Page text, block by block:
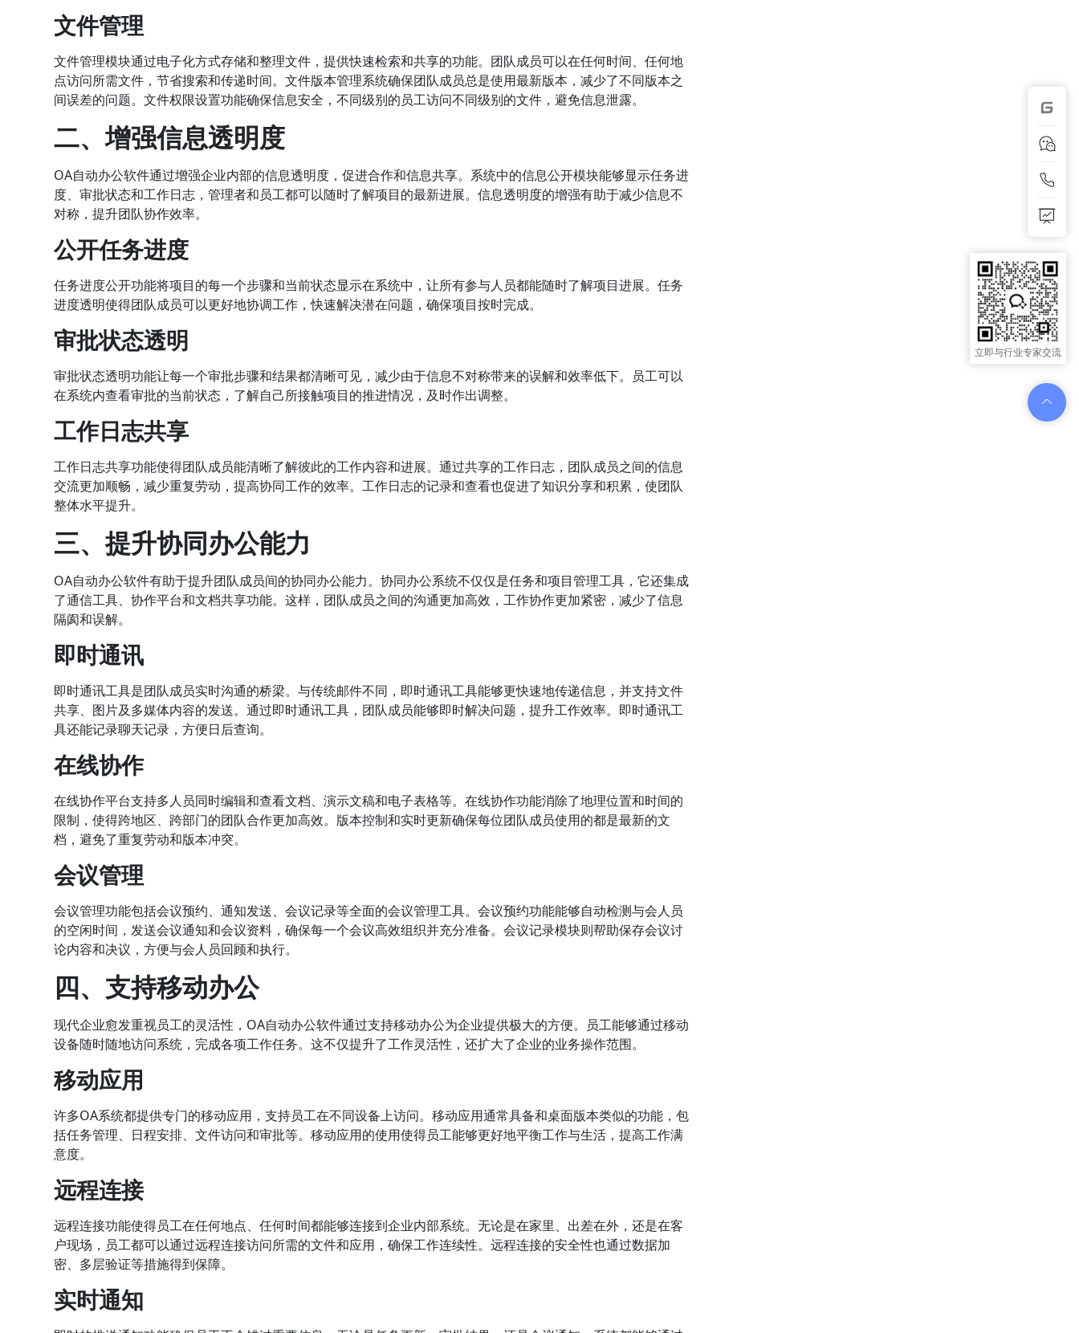
文件管理
文件管理模块通过电子化方式存储和整理文件，提供快速检索和共享的功能。团队成员可以在任何时间、任何地
点访问所需文件，节省搜索和传递时间。文件版本管理系统确保团队成员总是使用最新版本，减少了不同版本之
间误差的问题。文件权限设置功能确保信息安全，不同级别的员工访问不同级别的文件，避免信息泄露。
二、增强信息透明度
OA自动办公软件通过增强企业内部的信息透明度，促进合作和信息共享。系统中的信息公开模块能够显示任务进
度、审批状态和工作日志，管理者和员工都可以随时了解项目的最新进展。信息透明度的增强有助于减少信息不
对称，提升团队协作效率。
公开任务进度
任务进度公开功能将项目的每一个步骤和当前状态显示在系统中，让所有参与人员都能随时了解项目进展。任务
进度透明使得团队成员可以更好地协调工作，快速解决潜在问题，确保项目按时完成。
审批状态透明
审批状态透明功能让每一个审批步骤和结果都清晰可见，减少由于信息不对称带来的误解和效率低下。员工可以
在系统内查看审批的当前状态，了解自己所接触项目的推进情况，及时作出调整。
工作日志共享
工作日志共享功能使得团队成员能清晰了解彼此的工作内容和进展。通过共享的工作日志，团队成员之间的信息
交流更加顺畅，减少重复劳动，提高协同工作的效率。工作日志的记录和查看也促进了知识分享和积累，使团队
整体水平提升。
三、提升协同办公能力
OA自动办公软件有助于提升团队成员间的协同办公能力。协同办公系统不仅仅是任务和项目管理工具，它还集成
了通信工具、协作平台和文档共享功能。这样，团队成员之间的沟通更加高效，工作协作更加紧密，减少了信息
隔阂和误解。
即时通讯
即时通讯工具是团队成员实时沟通的桥梁。与传统邮件不同，即时通讯工具能够更快速地传递信息，并支持文件
共享、图片及多媒体内容的发送。通过即时通讯工具，团队成员能够即时解决问题，提升工作效率。即时通讯工
具还能记录聊天记录，方便日后查询。
在线协作
在线协作平台支持多人员同时编辑和查看文档、演示文稿和电子表格等。在线协作功能消除了地理位置和时间的
限制，使得跨地区、跨部门的团队合作更加高效。版本控制和实时更新确保每位团队成员使用的都是最新的文
档，避免了重复劳动和版本冲突。
会议管理
会议管理功能包括会议预约、通知发送、会议记录等全面的会议管理工具。会议预约功能能够自动检测与会人员
的空闲时间，发送会议通知和会议资料，确保每一个会议高效组织并充分准备。会议记录模块则帮助保存会议讨
论内容和决议，方便与会人员回顾和执行。
四、支持移动办公
现代企业愈发重视员工的灵活性，OA自动办公软件通过支持移动办公为企业提供极大的方便。员工能够通过移动
设备随时随地访问系统，完成各项工作任务。这不仅提升了工作灵活性，还扩大了企业的业务操作范围。
移动应用
许多OA系统都提供专门的移动应用，支持员工在不同设备上访问。移动应用通常具备和桌面版本类似的功能，包
括任务管理、日程安排、文件访问和审批等。移动应用的使用使得员工能够更好地平衡工作与生活，提高工作满
意度。
远程连接
远程连接功能使得员工在任何地点、任何时间都能够连接到企业内部系统。无论是在家里、出差在外，还是在客
户现场，员工都可以通过远程连接访问所需的文件和应用，确保工作连续性。远程连接的安全性也通过数据加
密、多层验证等措施得到保障。
实时通知
立即与行业专家交流